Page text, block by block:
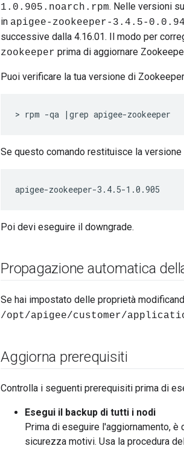
1.0.905.noarch.rpm. Nelle versioni
in apigee-zookeeper-3.4.5-
successive dalla 4.16.01. Il modo per
zookeeper prima di aggiornare
Puoi verificare la tua versione di
> rpm -qa |grep apigee-zookeeper
Se questo comando restituisce la versione
apigee-zookeeper-3.4.5-1.0.905
Poi devi eseguire il downgrade.
Propagazione automatica
Se hai impostato delle proprietà
/opt/apigee/customer/
Aggiorna prerequisiti
Controlla i seguenti prerequisiti prima di
Esegui il backup di tutti i nodi
Prima di eseguire l'aggiornamento,
sicurezza motivi. Usa la procedura